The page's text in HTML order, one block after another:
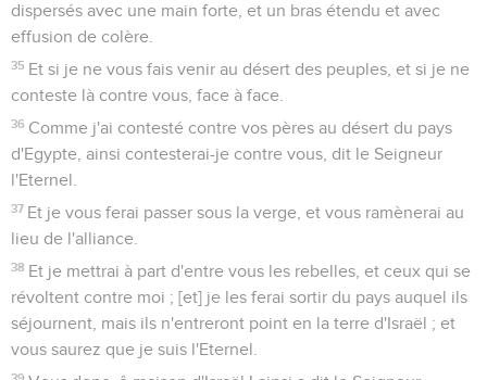
dispersés avec une main forte, et un bras étendu et avec
effusion de colère.
35 Et si je ne vous fais venir au désert des peuples, et si je ne
conteste là contre vous, face à face.
36 Comme j'ai contesté contre vos pères au désert du pays
d'Egypte, ainsi contesterai-je contre vous, dit le Seigneur
l'Eternel.
37 Et je vous ferai passer sous la verge, et vous ramènerai au
lieu de l'alliance.
38 Et je mettrai à part d'entre vous les rebelles, et ceux qui se
révoltent contre moi ; [et] je les ferai sortir du pays auquel ils
séjournent, mais ils n'entreront point en la terre d'Israël ; et
vous saurez que je suis l'Eternel.
39